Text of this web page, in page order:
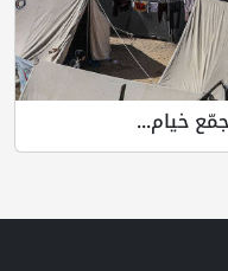
خيام...